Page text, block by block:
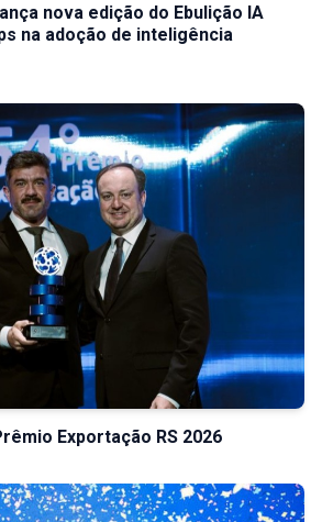
nova edição do Ebulição IA
na adoção de inteligência
Exportação RS 2026